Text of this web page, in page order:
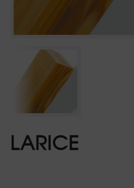
LARICE